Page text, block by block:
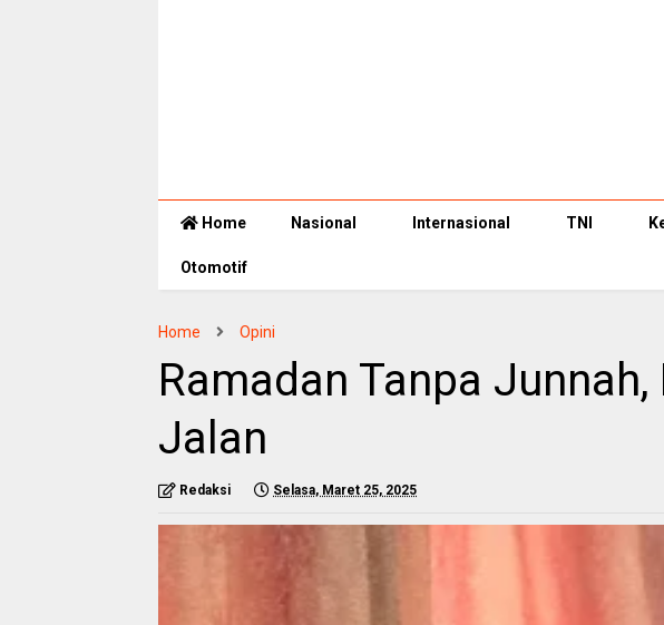
Home Nasional Internasional TNI
Otomotif
Home Opini
Ramadan Tanpa
Jalan
Redaksi Selasa, Maret 25, 2025